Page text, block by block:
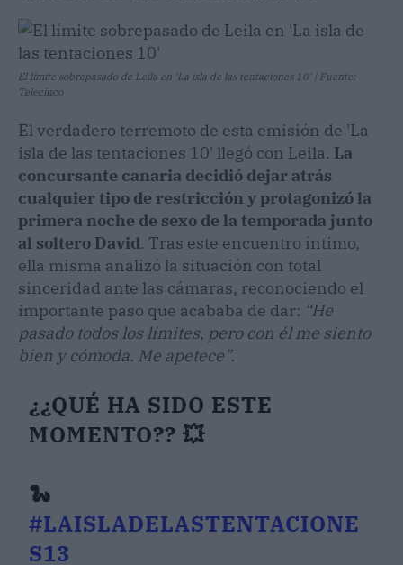
El límite sobrepasado de Leila en 'La isla de las tentaciones 10' | Fuente:
Telecinco
El verdadero terremoto de esta emisión de 'La
isla de las tentaciones 10' llegó con Leila. La
concursante canaria decidió dejar atrás
cualquier tipo de restricción y protagonizó la
primera noche de sexo de la temporada junto
al soltero David. Tras este encuentro íntimo,
ella misma analizó la situación con total
sinceridad ante las cámaras, reconociendo el
importante paso que acababa de dar: “He
pasado todos los límites, pero con él me siento
bien y cómoda. Me apetece”.
¿¿QUÉ HA SIDO ESTE
MOMENTO?? 💥
🐍
#LAISLADELASTENTACIONE
S13